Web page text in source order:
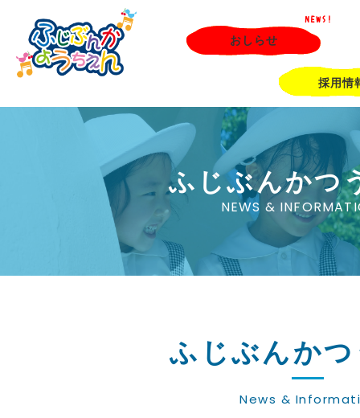
おしらせ
NEWS!
採用情
ふじぶんかつ
NEWS &
ふじぶんか
News &